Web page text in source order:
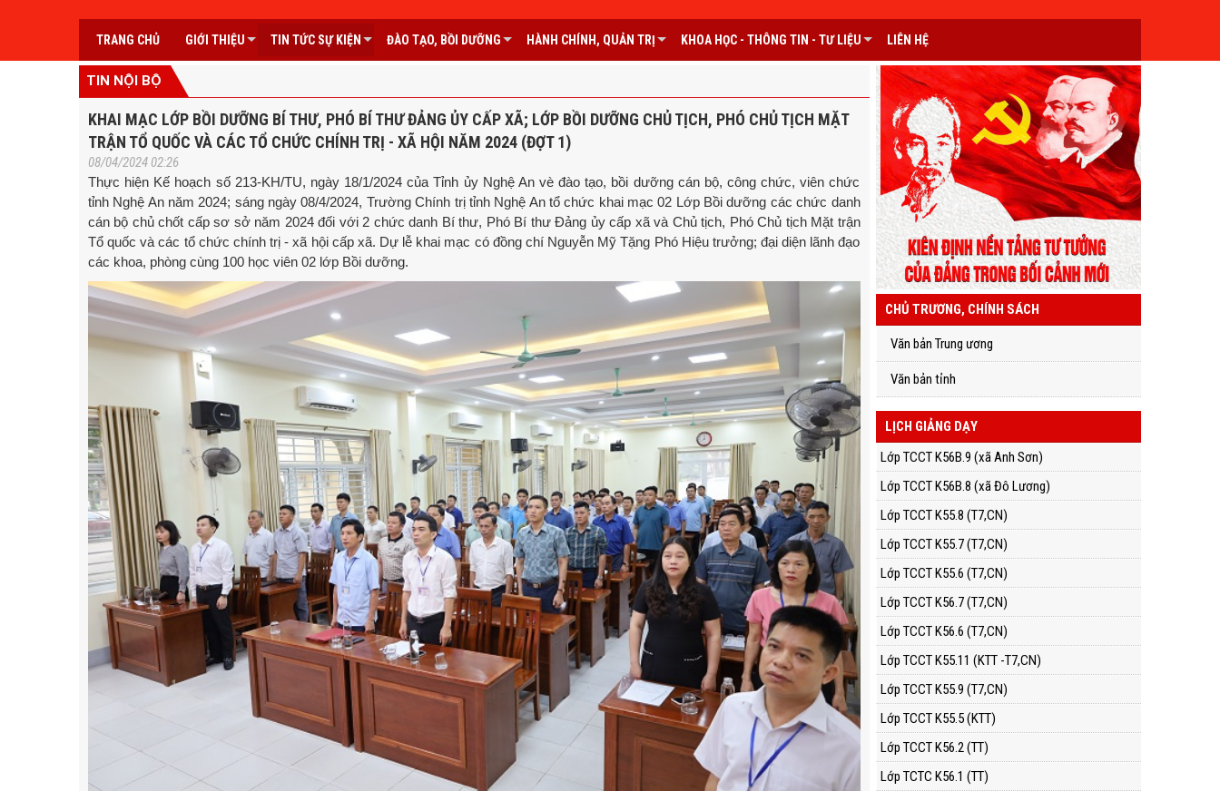
TRANG CHỦ GIỚI THIỆU TIN TỨC SỰ KIỆN ĐÀO TẠO, BỒI DƯỠNG HÀNH CHÍNH, QUẢN TRỊ KHOA HỌC - THÔNG TIN - TƯ LIỆU LIÊN HỆ
TIN NỘI BỘ
KHAI MẠC LỚP BỒI DƯỠNG BÍ THƯ, PHÓ BÍ THƯ ĐẢNG ỦY CẤP XÃ; LỚP BỒI DƯỠNG CHỦ TỊCH, PHÓ CHỦ TỊCH MẶT
TRẬN TỔ QUỐC VÀ CÁC TỔ CHỨC CHÍNH TRỊ - XÃ HỘI NĂM 2024 (ĐỢT 1)
08/04/2024 02:26
Thực hiện Kế hoạch số 213-KH/TU, ngày 18/1/2024 của Tỉnh ủy Nghệ An vè đào tạo, bồi dưỡng cán bộ, công chức, viên chức
tỉnh Nghệ An năm 2024; sáng ngày 08/4/2024, Trường Chính trị tỉnh Nghệ An tổ chức khai mạc 02 Lớp Bồi dưỡng các chức danh
cán bộ chủ chốt cấp sơ sở năm 2024 đối với 2 chức danh Bí thư, Phó Bí thư Đảng ủy cấp xã và Chủ tịch, Phó Chủ tịch Mặt trận
Tổ quốc và các tổ chức chính trị - xã hội cấp xã. Dự lễ khai mạc có đồng chí Nguyễn Mỹ Tặng Phó Hiệu trưởng; đại diện lãnh đạo
các khoa, phòng cùng 100 học viên 02 lớp Bồi dưỡng.
CHỦ TRƯƠNG, CHÍNH SÁCH
Văn bản Trung ương
Văn bản tỉnh
LỊCH GIẢNG DẠY
Lớp TCCT K56B.9 (xã Anh Sơn)
Lớp TCCT K56B.8 (xã Đô Lương)
Lớp TCCT K55.8 (T7,CN)
Lớp TCCT K55.7 (T7,CN)
Lớp TCCT K55.6 (T7,CN)
Lớp TCCT K56.7 (T7,CN)
Lớp TCCT K56.6 (T7,CN)
Lớp TCCT K55.11 (KTT -T7,CN)
Lớp TCCT K55.9 (T7,CN)
Lớp TCCT K55.5 (KTT)
Lớp TCCT K56.2 (TT)
Lớp TCTC K56.1 (TT)